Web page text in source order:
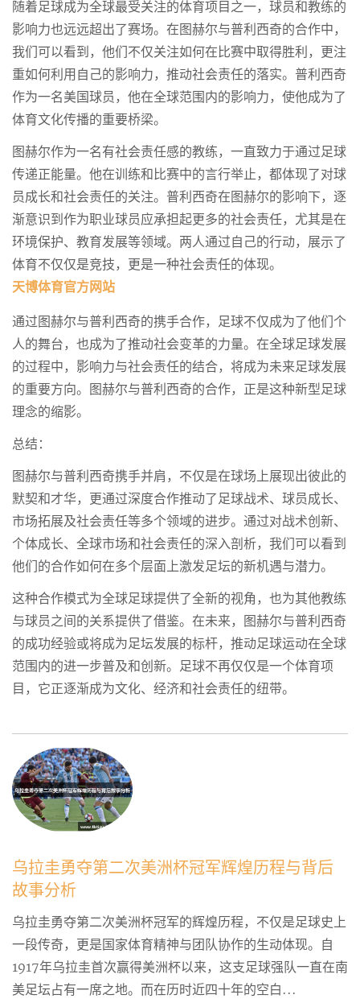
随着足球成为全球最受关注的体育项目之一，球员和教练的
影响力也远远超出了赛场。在图赫尔与普利西奇的合作中，
我们可以看到，他们不仅关注如何在比赛中取得胜利，更注
重如何利用自己的影响力，推动社会责任的落实。普利西奇
作为一名美国球员，他在全球范围内的影响力，使他成为了
体育文化传播的重要桥梁。
图赫尔作为一名有社会责任感的教练，一直致力于通过足球
传递正能量。他在训练和比赛中的言行举止，都体现了对球
员成长和社会责任的关注。普利西奇在图赫尔的影响下，逐
渐意识到作为职业球员应承担起更多的社会责任，尤其是在
环境保护、教育发展等领域。两人通过自己的行动，展示了
体育不仅仅是竞技，更是一种社会责任的体现。
天博体育官方网站
通过图赫尔与普利西奇的携手合作，足球不仅成为了他们个
人的舞台，也成为了推动社会变革的力量。在全球足球发展
的过程中，影响力与社会责任的结合，将成为未来足球发展
的重要方向。图赫尔与普利西奇的合作，正是这种新型足球
理念的缩影。
总结：
图赫尔与普利西奇携手并肩，不仅是在球场上展现出彼此的
默契和才华，更通过深度合作推动了足球战术、球员成长、
市场拓展及社会责任等多个领域的进步。通过对战术创新、
个体成长、全球市场和社会责任的深入剖析，我们可以看到
他们的合作如何在多个层面上激发足坛的新机遇与潜力。
这种合作模式为全球足球提供了全新的视角，也为其他教练
与球员之间的关系提供了借鉴。在未来，图赫尔与普利西奇
的成功经验或将成为足坛发展的标杆，推动足球运动在全球
范围内的进一步普及和创新。足球不再仅仅是一个体育项
目，它正逐渐成为文化、经济和社会责任的纽带。
乌拉圭勇夺第二次美洲杯冠军辉煌历程与背后
故事分析
乌拉圭勇夺第二次美洲杯冠军的辉煌历程，不仅是足球史上
一段传奇，更是国家体育精神与团队协作的生动体现。自
1917年乌拉圭首次赢得美洲杯以来，这支足球强队一直在南
美足坛占有一席之地。而在历时近四十年的空白...